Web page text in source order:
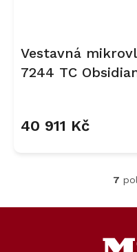
Vestavná
7244 TC
40 911 Kč
7